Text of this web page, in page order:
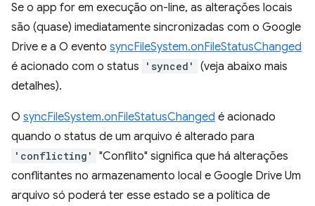
Se o app for em execução on-line, as alterações locais
são (quase) imediatamente sincronizadas com o Google
Drive e a O evento syncFileSystem.onFileStatusChanged
é acionado com o status
'synced'
(veja abaixo mais
detalhes).
O syncFileSystem.onFileStatusChanged é acionado
quando o status de um arquivo é alterado para
'conflicting'
"Conflito" significa que há alterações
conflitantes no armazenamento local e Google Drive Um
arquivo só poderá ter esse estado se a política de